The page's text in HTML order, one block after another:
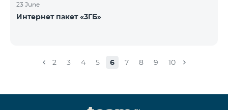
23 June
Интернет пакет «3ГБ»
2 3 4 5 6 7 8 9 10